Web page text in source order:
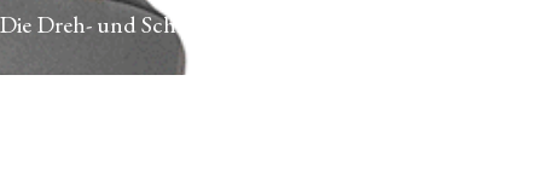
Dreh- und Schnallentaschen machen die